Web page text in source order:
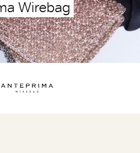
Wirebag